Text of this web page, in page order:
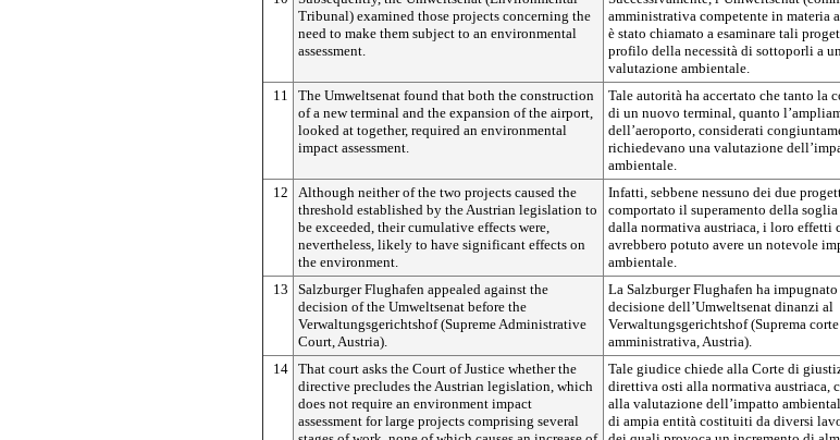
Tribunal) examined those projects concerning the
need to make them subject to an environmental
assessment.
amministrativa competente in materia
è stato chiamato a esaminare tali
profilo della necessità di sottoporli a
valutazione ambientale.
11
The Umweltsenat found that both the construction
of a new terminal and the expansion of the airport,
looked at together, required an environmental
impact assessment.
Tale autorità ha accertato che tanto la
di un nuovo terminal, quanto
dell’aeroporto, considerati
richiedevano una valutazione
ambientale.
12
Although neither of the two projects caused the
threshold established by the Austrian legislation to
be exceeded, their cumulative effects were,
nevertheless, likely to have significant effects on
the environment.
Infatti, sebbene nessuno dei due
comportato il superamento della soglia
dalla normativa austriaca, i loro effetti
avrebbero potuto avere un notevole
ambientale.
13
Salzburger Flughafen appealed against the
decision of the Umweltsenat before the
Verwaltungsgerichtshof (Supreme Administrative
Court, Austria).
La Salzburger Flughafen ha
decisione dell’Umweltsenat dinanzi al
Verwaltungsgerichtshof (Suprema corte
amministrativa, Austria).
14 That court asks the Court of Justice whether the
directive precludes the Austrian legislation, which
does not require an environment impact
assessment for large projects comprising several
Tale giudice chiede alla Corte di
direttiva osti alla normativa austriaca,
alla valutazione dell’impatto
di ampia entità costituiti da diversi